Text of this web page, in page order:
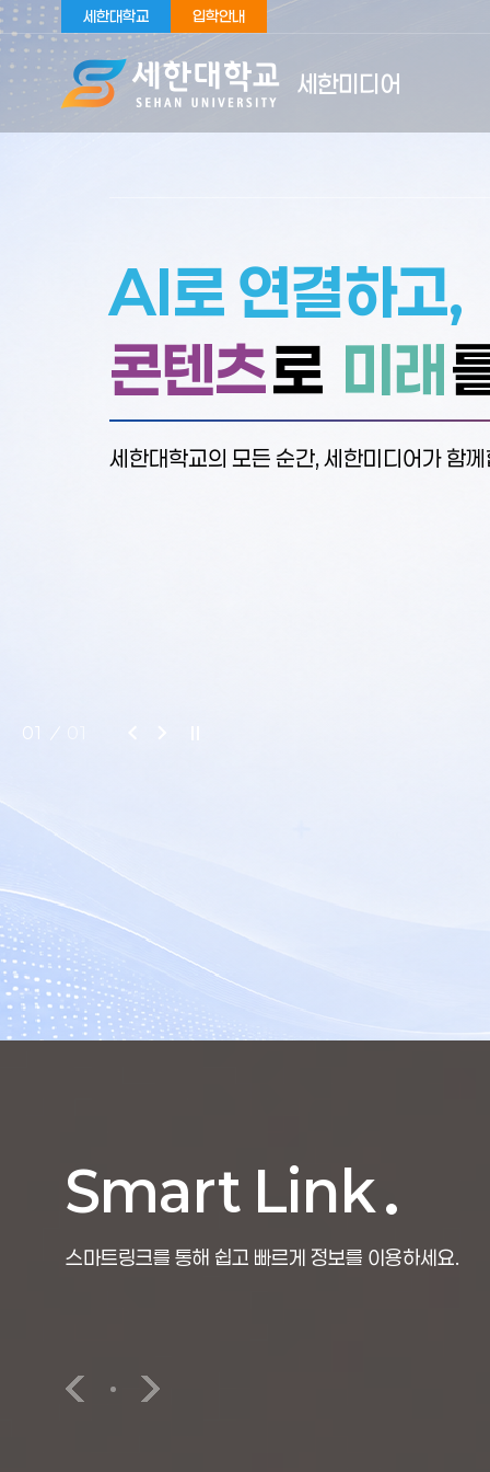
세한대학교 입학안내
세한미디어
01
AI로 연결하고,
콘텐츠로 미래
세한대학교의 모든 순간, 세한미디어가 함
Smart Link
스마트링크를 통해 쉽고 빠르게 정보를 이용하세요.